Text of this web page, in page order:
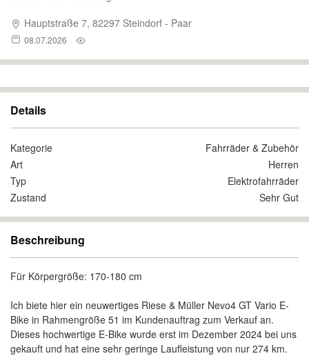
Hauptstraße 7, 82297 Steindorf - Paar
08.07.2026
Details
Kategorie
Fahrräder & Zubehör
Art
Herren
Typ
Elektrofahrräder
Zustand
Sehr Gut
Beschreibung
Für Körpergröße: 170-180 cm
Ich biete hier ein neuwertiges Riese & Müller Nevo4 GT Vario E-
Bike in Rahmengröße 51 im Kundenauftrag zum Verkauf an.
Dieses hochwertige E-Bike wurde erst im Dezember 2024 bei uns
gekauft und hat eine sehr geringe Laufleistung von nur 274 km.